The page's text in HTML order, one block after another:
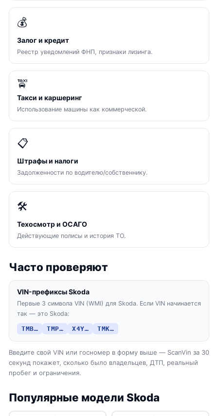
💰
Залог и кредит
Реестр уведомлений ФНП, признаки лизинга.
🚖
Такси и каршеринг
Использование машины как коммерческой.
📋
Штрафы и налоги
Задолженности по водителю/собственнику.
🛠
Техосмотр и ОСАГО
Действующие полисы и история ТО.
Часто проверяют
VIN-префиксы Skoda
Первые 3 символа VIN (WMI) для Skoda. Если VIN начинается
так — это Skoda:
TMB… TMP… X4Y… TMK…
Введите свой VIN или госномер в форму выше — ScanVin за 30
секунд покажет, сколько было владельцев, ДТП, реальный
пробег и ограничения.
Популярные модели Skoda